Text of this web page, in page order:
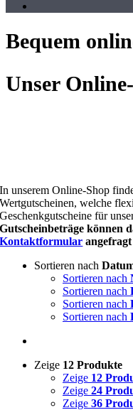
Bequem
Unser
In unserem Online-Shop
Wertgutscheinen, welche
Geschenkgutscheine für
Gutscheinbeträge können
Kontaktformular
Sortieren nach
Sortieren nach
Sortieren nach
Sortieren nach
Sortieren nach
Zeige 12 Produkte
Zeige 12
Zeige 24
Zeige 36